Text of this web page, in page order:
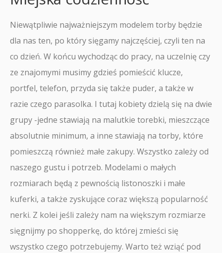
Niewątpliwie najważniejszym modelem torby będzie
dla nas ten, po który sięgamy najczęściej, czyli ten na
co dzień. W końcu wychodząc do pracy, na uczelnię czy
ze znajomymi musimy gdzieś pomieścić klucze,
portfel, telefon, przyda się także puder, a także w
razie czego parasolka. I tutaj kobiety dzielą się na dwie
grupy -jedne stawiają na malutkie torebki, mieszczące
absolutnie minimum, a inne stawiają na torby, które
pomieszczą również małe zakupy. Wszystko zależy od
naszego gustu i potrzeb. Modelami o małych
rozmiarach będą z pewnością listonoszki i małe
kuferki, a także zyskujące coraz większą popularność
nerki. Z kolei jeśli zależy nam na większym rozmiarze
sięgnijmy po shopperkę, do której zmieści się
wszystko czego potrzebujemy. Warto też wziąć pod